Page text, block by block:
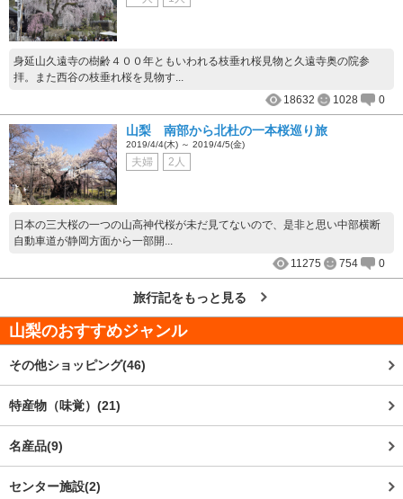
身延山久遠寺の樹齢４００年ともいわれる枝垂れ桜見物と久遠寺奥の院参
拝。また西谷の枝垂れ桜を見物す...
18632
1028 0
山梨 南部から北杜の一本桜巡り旅
2019/4/4(木) ～ 2019/4/5(金)
夫婦 2人
日本の三大桜の一つの山高神代桜が未だ見てないので、是非と思い中部横断
自動車道が静岡方面から一部開...
11275
754 0
旅行記をもっと見る
山梨のおすすめジャンル
その他ショッピング(46)
特産物（味覚）(21)
名産品(9)
センター施設(2)